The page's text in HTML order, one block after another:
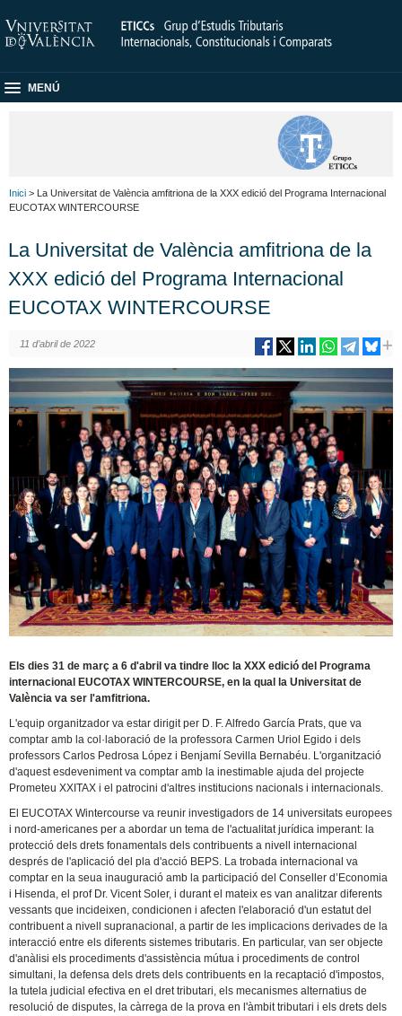
MENÚ
Inici > La Universitat de València amfitriona de la XXX edició del Programa Internacional
EUCOTAX WINTERCOURSE
La Universitat de València amfitriona de la
XXX edició del Programa Internacional
EUCOTAX WINTERCOURSE
11 d’abril de 2022
Els dies 31 de març a 6 d'abril va tindre lloc la XXX edició del Programa
internacional EUCOTAX WINTERCOURSE, en la qual la Universitat de
València va ser l'amfitriona.
L'equip organitzador va estar dirigit per D. F. Alfredo García Prats, que va
comptar amb la col·laboració de la professora Carmen Uriol Egido i dels
professors Carlos Pedrosa López i Benjamí Sevilla Bernabéu. L'organització
d'aquest esdeveniment va comptar amb la inestimable ajuda del projecte
Prometeu XXITAX i el patrocini d'altres institucions nacionals i internacionals.
El EUCOTAX Wintercourse va reunir investigadors de 14 universitats europees
i nord-americanes per a abordar un tema de l'actualitat jurídica imperant: la
protecció dels drets fonamentals dels contribuents a nivell internacional
després de l'aplicació del pla d'acció BEPS. La trobada internacional va
comptar en la seua inauguració amb la participació del Conseller d’Economia
i Hisenda, el prof Dr. Vicent Soler, i durant el mateix es van analitzar diferents
vessants que incideixen, condicionen i afecten l'elaboració d'un estatut del
contribuent a nivell supranacional, a partir de les implicacions derivades de la
interacció entre els diferents sistemes tributaris. En particular, van ser objecte
d'anàlisi els procediments d'assistència mútua i procediments de control
simultani, la defensa dels drets dels contribuents en la recaptació d'impostos,
la tutela judicial efectiva en el dret tributari, els mecanismes alternatius de
resolució de disputes, la càrrega de la prova en l'àmbit tributari i els drets dels